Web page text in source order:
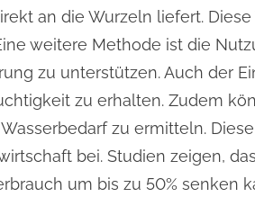
an die Wurzeln liefert.
weitere Methode ist die
zu unterstützen. Auch der
zu erhalten. Zudem
zu ermitteln.
bei. Studien zeigen,
um bis zu 50% senken